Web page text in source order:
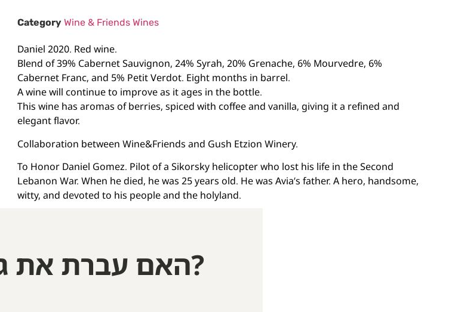
Category Wine & Friends Wines
Daniel 2020. Red wine.
Blend of 39% Cabernet Sauvignon, 24% Syrah, 20% Grenache, 6% Mourvedre, 6%
Cabernet Franc, and 5% Petit Verdot. Eight months in barrel.
A wine will continue to improve as it ages in the bottle.
This wine has aromas of berries, spiced with coffee and vanilla, giving it a refined and
elegant flavor.
Collaboration between Wine&Friends and Gush Etzion Winery.
To Honor Daniel Gomez. Pilot of a Sikorsky helicopter who lost his life in the Second
Lebanon War. When he died, he was 25 years old. He was Avia’s father. A hero, handsome,
witty, and devoted to his people and the holyland.
האם עברת את גיל 18?